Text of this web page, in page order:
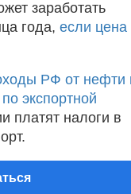
заработать
года, если цена
РФ от нефти
экспортной
платят налоги в